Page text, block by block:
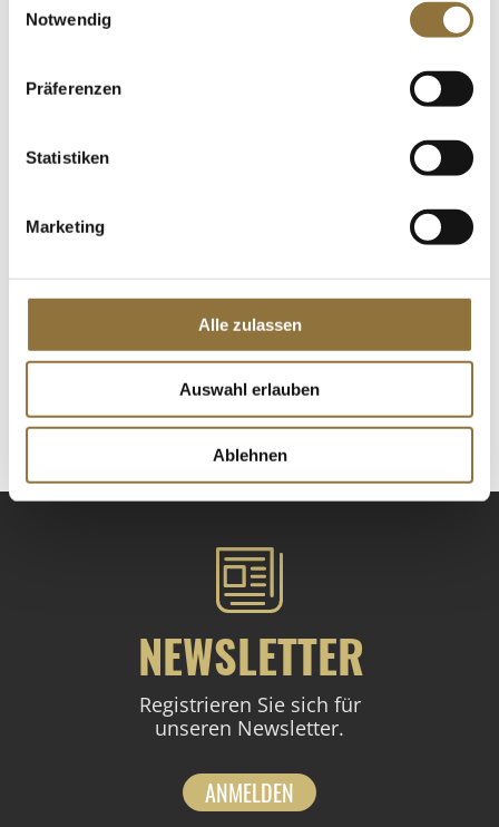
Notwendig
Präferenzen
Statistiken
Marketing
Alle zulassen
Auswahl erlauben
Ablehnen
€ 7,99
St.
LEBENSMITTELKENNZEICHNUNGEN
Gewürzgarten Klarer Gemüsefond,
€ 0,55/ 1l Zubereitung
St.
NEWSLETTER
Registrieren Sie sich für
unseren Newsletter.
ANMELDEN